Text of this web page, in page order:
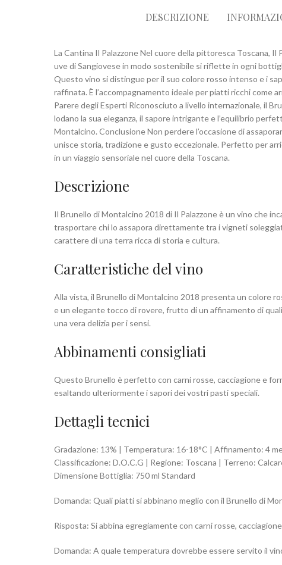
DESCRIZIONE
La Cantina Il Palazzone Nel cuore della pittoresca Toscana,
uve di Sangiovese in modo sostenibile si riflette in ogni
Questo vino si distingue per il suo colore rosso intenso e i
raffinata. È l’accompagnamento ideale per piatti ricchi come
Parere degli Esperti Riconosciuto a livello internazionale, il
lodano la sua eleganza, il sapore intrigante e l’equilibrio
Montalcino. Conclusione Non perdere l’occasione di
unisce storia, tradizione e gusto eccezionale. Perfetto per
in un viaggio sensoriale nel cuore della Toscana.
Descrizione
Il Brunello di Montalcino 2018 di Il Palazzone è un vino che
trasportare chi lo assapora direttamente tra i vigneti
carattere di una terra ricca di storia e cultura.
Caratteristiche del vino
Alla vista, il Brunello di Montalcino 2018 presenta un colore
e un elegante tocco di rovere, frutto di un affinamento di
una vera delizia per i sensi.
Abbinamenti consigliati
Questo Brunello è perfetto con carni rosse, cacciagione e
esaltando ulteriormente i sapori dei vostri pasti speciali.
Dettagli tecnici
Gradazione: 13% | Temperatura: 16-18°C | Affinamento: 4
Classificazione: D.O.C.G | Regione: Toscana | Terreno:
Dimensione Bottiglia: 750 ml Standard
Domanda: Quali piatti si abbinano meglio con il Brunello di
Risposta: Si abbina egregiamente con carni rosse,
Domanda: A quale temperatura dovrebbe essere servito il